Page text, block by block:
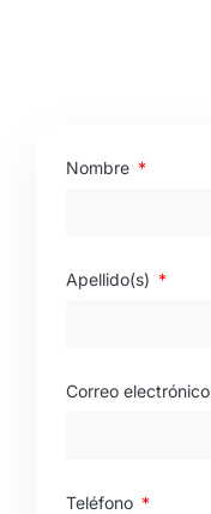
Nombre
Apellido(s)
Correo electrónico
Teléfono